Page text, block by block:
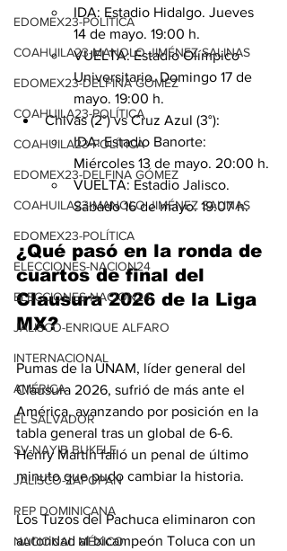
EDOMEX23-POLÍTICA
COAHUILA23-MANOLO JIMÉNEZ SALINAS
EDOMEX23-DELFINA GÓMEZ
COAHUILA23-POLÍTICA
COAHUILA23-POLÍTICA
EDOMEX23-DELFINA GÓMEZ
COAHUILA23-MANOLO JIMÉNEZ SALINAS
EDOMEX23-POLÍTICA
ELECCIONES-NACION24
ELECCIONES-NACION24
JALISCO-ENRIQUE ALFARO
INTERNACIONAL
AMÉRICA
EL SALVADOR
SV-NAYIB BUKELE
JALISCO-ZAPOPAN
REP DOMINICANA
NACIONAL MÉXICO
IDA: Estadio Hidalgo. Jueves
14 de mayo. 19:00 h.
VUELTA: Estadio Olímpico
Universitario. Domingo 17 de
mayo. 19:00 h.
Chivas (2°) vs Cruz Azul (3°):
IDA: Estadio Banorte:
Miércoles 13 de mayo. 20:00 h.
VUELTA: Estadio Jalisco.
Sábado 16 de mayo. 19:07 h.
¿Qué pasó en la ronda de
cuartos de final del
Clausura 2026 de la Liga
MX?
Pumas de la UNAM, líder general del
Clausura 2026, sufrió de más ante el
América, avanzando por posición en la
tabla general tras un global de 6-6.
Henry Martín falló un penal de último
minuto que pudo cambiar la historia.
Los Tuzos del Pachuca eliminaron con
autoridad al bicampeón Toluca con un